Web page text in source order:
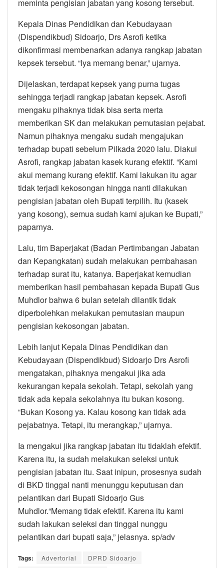
meminta pengisian jabatan yang kosong tersebut.
Kepala Dinas Pendidikan dan Kebudayaan
(Dispendikbud) Sidoarjo, Drs Asrofi ketika
dikonfirmasi membenarkan adanya rangkap jabatan
kepsek tersebut. “Iya memang benar,” ujarnya.
Dijelaskan, terdapat kepsek yang purna tugas
sehingga terjadi rangkap jabatan kepsek. Asrofi
mengaku pihaknya tidak bisa serta merta
memberikan SK dan melakukan pemutasian pejabat.
Namun pihaknya mengaku sudah mengajukan
terhadap bupati sebelum Pilkada 2020 lalu. Diakui
Asrofi, rangkap jabatan kasek kurang efektif. “Kami
akui memang kurang efektif. Kami lakukan itu agar
tidak terjadi kekosongan hingga nanti dilakukan
pengisian jabatan oleh Bupati terpilih. Itu (kasek
yang kosong), semua sudah kami ajukan ke Bupati,”
paparnya.
Lalu, tim Baperjakat (Badan Pertimbangan Jabatan
dan Kepangkatan) sudah melakukan pembahasan
terhadap surat itu, katanya. Baperjakat kemudian
memberikan hasil pembahasan kepada Bupati Gus
Muhdlor bahwa 6 bulan setelah dilantik tidak
diperbolehkan melakukan pemutasian maupun
pengisian kekosongan jabatan.
Lebih lanjut Kepala Dinas Pendidikan dan
Kebudayaan (Dispendikbud) Sidoarjo Drs Asrofi
mengatakan, pihaknya mengakui jika ada
kekurangan kepala sekolah. Tetapi, sekolah yang
tidak ada kepala sekolahnya itu bukan kosong.
“Bukan Kosong ya. Kalau kosong kan tidak ada
pejabatnya. Tetapi, itu merangkap,” ujarnya.
Ia mengakui jika rangkap jabatan itu tidaklah efektif.
Karena itu, ia sudah melakukan seleksi untuk
pengisian jabatan itu. Saat inipun, prosesnya sudah
di BKD tinggal nanti menunggu keputusan dan
pelantikan dari Bupati Sidoarjo Gus
Muhdlor.“Memang tidak efektif. Karena itu kami
sudah lakukan seleksi dan tinggal nunggu
pelantikan dari bupati saja,” jelasnya. sp/adv
Tags: Advertorial
DPRD Sidoarjo